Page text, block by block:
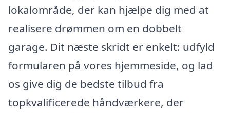
lokalområde, der kan hjælpe dig med at
realisere drømmen om en dobbelt
garage. Dit næste skridt er enkelt: udfyld
formularen på vores hjemmeside, og lad
os give dig de bedste tilbud fra
topkvalificerede håndværkere, der